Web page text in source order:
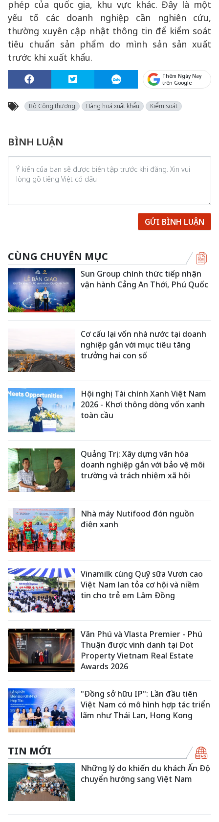
phép của quốc gia, khu vực khác. Đây là một
yếu tố các doanh nghiệp cần nghiên cứu,
thường xuyên cập nhật thông tin để kiểm soát
tiêu chuẩn sản phẩm do mình sản sản xuất
trước khi xuất khẩu.
Thêm Ngày Nay
trên Google
Bộ Công thương Hàng hoá xuất khẩu Kiểm soát
BÌNH LUẬN
GỬI BÌNH LUẬN
CÙNG CHUYÊN MỤC
Sun Group chính thức tiếp nhận
vận hành Cảng An Thới, Phú Quốc
Cơ cấu lại vốn nhà nước tại doanh
nghiệp gắn với mục tiêu tăng
trưởng hai con số
Hội nghị Tài chính Xanh Việt Nam
2026 - Khơi thông dòng vốn xanh
toàn cầu
Quảng Trị: Xây dựng văn hóa
doanh nghiệp gắn với bảo vệ môi
trường và trách nhiệm xã hội
Nhà máy Nutifood đón nguồn
điện xanh
Vinamilk cùng Quỹ sữa Vươn cao
Việt Nam lan tỏa cơ hội và niềm
tin cho trẻ em Lâm Đồng
Văn Phú và Vlasta Premier - Phú
Thuận được vinh danh tại Dot
Property Vietnam Real Estate
Awards 2026
"Đồng sở hữu IP": Lần đầu tiên
Việt Nam có mô hình hợp tác triển
lãm như Thái Lan, Hong Kong
TIN MỚI
Những lý do khiến du khách Ấn Độ
chuyển hướng sang Việt Nam